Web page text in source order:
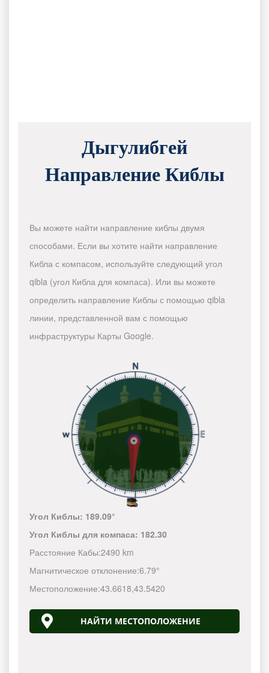
Дыгулибгей
Направление Киблы
Вы можете найти направление киблы двумя
способами. Если вы хотите найти направление
Кибла с компасом, используйте следующий угол
qibla (угол Кибла для компаса). Или вы можете
определить направление Киблы с помощью qibla
линии, представленной вам с помощью
инфраструктуры Карты Google.
Угол Киблы: 189.09°
Угол Киблы для компаса: 182.30
Расстояние Кабы:2490 km
Магнитическое отклонение:6.79°
Местоположение:43.6618,43.5420
НАЙТИ МЕСТОПОЛОЖЕНИЕ